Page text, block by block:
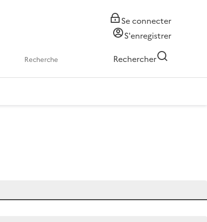
Se connecter
S'enregistrer
Rechercher